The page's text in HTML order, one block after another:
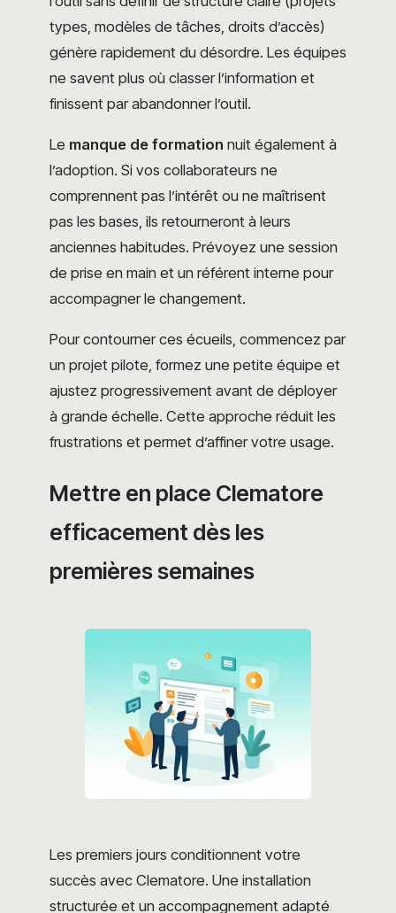
types, modèles de tâches, droits d’accès)
génère rapidement du désordre. Les équipes
ne savent plus où classer l’information et
finissent par abandonner l’outil.
Le manque de formation nuit également à
l’adoption. Si vos collaborateurs ne
comprennent pas l’intérêt ou ne maîtrisent
pas les bases, ils retourneront à leurs
anciennes habitudes. Prévoyez une session
de prise en main et un référent interne pour
accompagner le changement.
Pour contourner ces écueils, commencez par
un projet pilote, formez une petite équipe et
ajustez progressivement avant de déployer
à grande échelle. Cette approche réduit les
frustrations et permet d’affiner votre usage.
Mettre en place Clematore
efficacement dès les
premières semaines
Les premiers jours conditionnent votre
succès avec Clematore. Une installation
structurée et un accompagnement adapté